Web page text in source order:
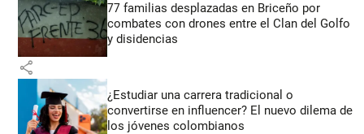
77 familias desplazadas en Briceño por
combates con drones entre el Clan del Golfo
y disidencias
share
¿Estudiar una carrera tradicional o
convertirse en influencer? El nuevo dilema de
los jóvenes colombianos